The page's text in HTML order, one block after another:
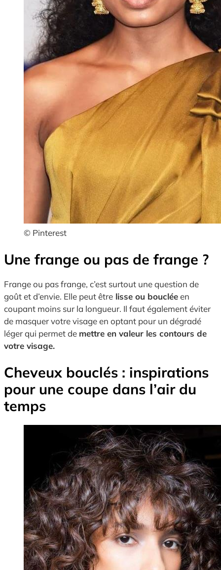
© Pinterest
Une frange ou pas de frange ?
Frange ou pas frange, c’est surtout une question de
goût et d’envie. Elle peut être lisse ou boucléeen
coupant moins sur la longueur. Il faut également éviter
de masquer votre visage en optant pour un dégradé
léger qui permet de mettre en valeur les contours de
votre visage.
Cheveux bouclés : inspirations
pour une coupe dans l’air du
temps